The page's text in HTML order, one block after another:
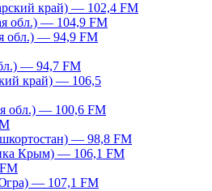
край) — 102,4 FM
обл.) — 104,9 FM
обл.) — 94,9 FM
— 94,7 FM
край) — 106,5
обл.) — 100,6 FM
— 98,8 FM
Крым) — 106,1 FM
— 107,1 FM